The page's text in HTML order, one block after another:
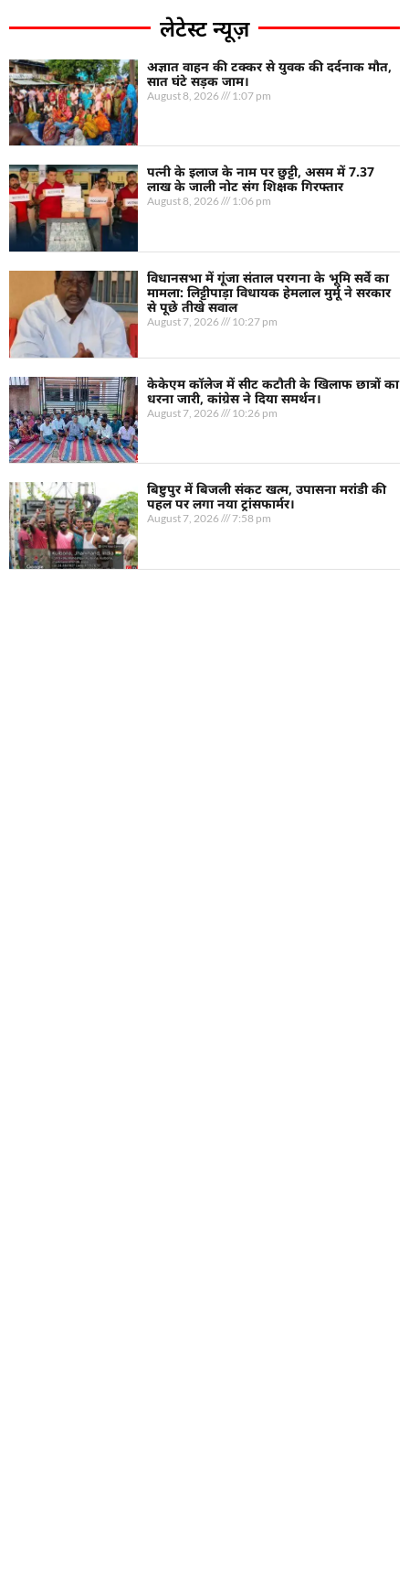
लेटेस्ट न्यूज़
अज्ञात वाहन की टक्कर से युवक की दर्दनाक मौत,
सात घंटे सड़क जाम।
August 8, 2026 1:07 pm
पत्नी के इलाज के नाम पर छुट्टी, असम में 7.37
लाख के जाली नोट संग शिक्षक गिरफ्तार
August 8, 2026 1:06 pm
विधानसभा में गूंजा संताल परगना के भूमि सर्वे का
मामला: लिट्टीपाड़ा विधायक हेमलाल मुर्मू ने सरकार
से पूछे तीखे सवाल
August 7, 2026 10:27 pm
केकेएम कॉलेज में सीट कटौती के खिलाफ छात्रों का
धरना जारी, कांग्रेस ने दिया समर्थन।
August 7, 2026 10:26 pm
बिष्टुपुर में बिजली संकट खत्म, उपासना मरांडी की
पहल पर लगा नया ट्रांसफार्मर।
August 7, 2026 7:58 pm